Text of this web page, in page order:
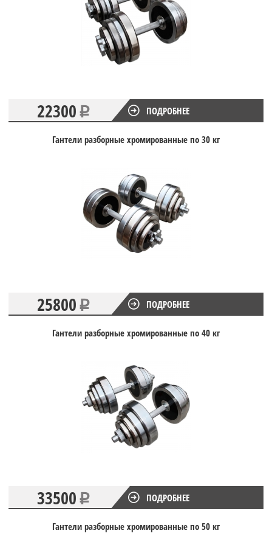
22300 ПОДРОБНЕЕ
Гантели разборные хромированные по 30 кг
25800 ПОДРОБНЕЕ
Гантели разборные хромированные по 40 кг
33500 ПОДРОБНЕЕ
Гантели разборные хромированные по 50 кг